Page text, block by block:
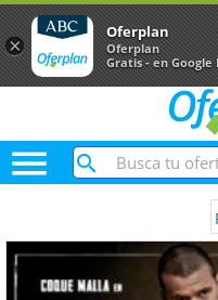

×
Oferplan
Oferplan
Gratis - en Google